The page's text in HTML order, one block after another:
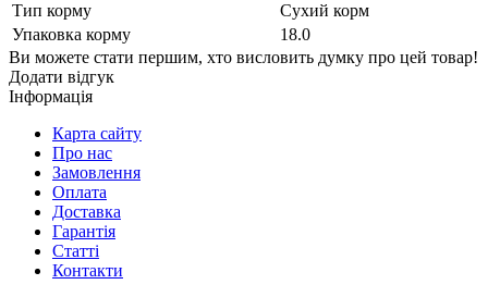
Тип корму
Сухий корм
Упаковка корму
18.0
Ви можете стати першим, хто висловить думку про цей товар!
Додати відгук
Інформація
Карта сайту
Про нас
Замовлення
Оплата
Доставка
Гарантія
Статті
Контакти